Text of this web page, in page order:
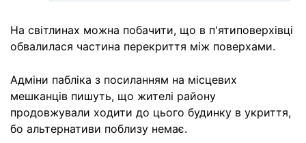
На світлинах можна побачити, що в п'ятиповерхівці
обвалилася частина перекриття між поверхами.
Адміни пабліка з посиланням на місцевих
мешканців пишуть, що жителі району
продовжували ходити до цього будинку в укриття,
бо альтернативи поблизу немає.